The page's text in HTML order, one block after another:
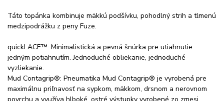
Táto topánka kombinuje mäkkú podšívku, pohodlný strih a tlmenú
medzipodrážku z peny Fuze.
quickLACE™: Minimalistická a pevná šnúrka pre utiahnutie
jedným potiahnutím. Jednoduché obliekanie, jednoduché
vyzliekanie.
Mud Contagrip®: Pneumatika Mud Contagrip® je vyrobená pre
maximálnu priľnavosť na sypkom, mäkkom, drsnom a nerovnom
povrchu a využíva hlboké, ostré výstupky vyrobené zo zmesi,